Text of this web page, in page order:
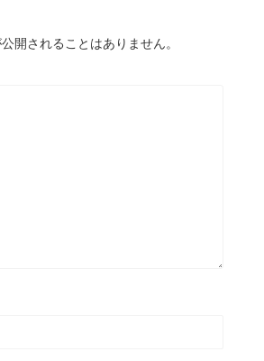
開されることはありません。